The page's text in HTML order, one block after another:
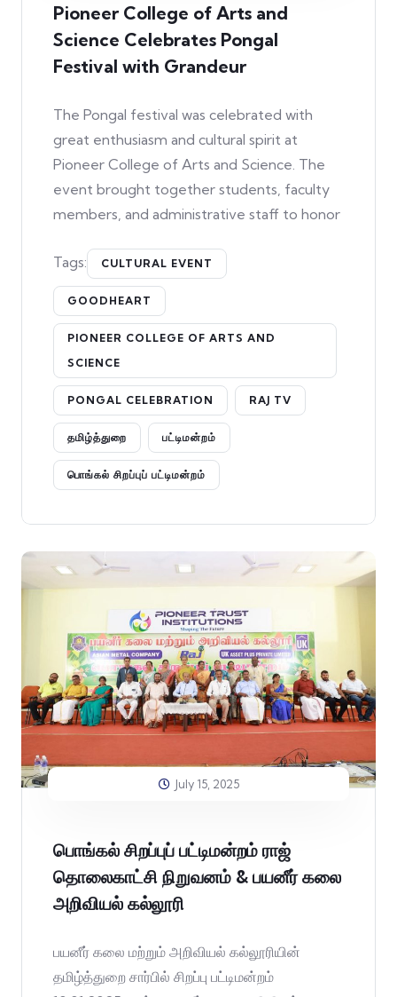
Pioneer College of Arts and
Science Celebrates Pongal
Festival with Grandeur
The Pongal festival was celebrated with
great enthusiasm and cultural spirit at
Pioneer College of Arts and Science. The
event brought together students, faculty
members, and administrative staff to honor
Tags: CULTURAL EVENT
GOODHEART
PIONEER COLLEGE OF ARTS AND
SCIENCE
PONGAL CELEBRATION RAJ TV
தமிழ்த்துறை பட்டிமன்றம்
பொங்கல் சிறப்புப் பட்டிமன்றம்
July 15, 2025
பொங்கல் சிறப்புப் பட்டிமன்றம் ராஜ்
தொலைகாட்சி நிறுவனம் & பயனீர் கலை
அறிவியல் கல்லூரி
பயனீர் கலை மற்றும் அறிவியல் கல்லூரியின்
தமிழ்த்துறை சார்பில் சிறப்பு பட்டிமன்றம்